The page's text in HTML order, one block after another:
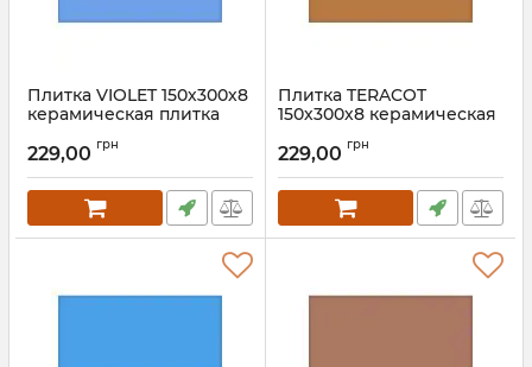
Плитка VIOLET 150х300х8
керамическая плитка
фасада
229,00 грн
Плитка TERACOT
150х300х8 керамическая
стен, фасада
229,00 грн